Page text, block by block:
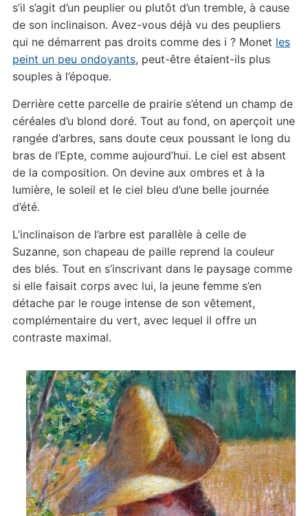
s’il s’agit d’un peuplier ou plutôt d’un tremble, à cause
de son inclinaison. Avez-vous déjà vu des peupliers
qui ne démarrent pas droits comme des i ? Monet les
peint un peu ondoyants, peut-être étaient-ils plus
souples à l’époque.
Derrière cette parcelle de prairie s’étend un champ de
céréales d’u blond doré. Tout au fond, on aperçoit une
rangée d’arbres, sans doute ceux poussant le long du
bras de l’Epte, comme aujourd’hui. Le ciel est absent
de la composition. On devine aux ombres et à la
lumière, le soleil et le ciel bleu d’une belle journée
d’été.
L’inclinaison de l’arbre est parallèle à celle de
Suzanne, son chapeau de paille reprend la couleur
des blés. Tout en s’inscrivant dans le paysage comme
si elle faisait corps avec lui, la jeune femme s’en
détache par le rouge intense de son vêtement,
complémentaire du vert, avec lequel il offre un
contraste maximal.